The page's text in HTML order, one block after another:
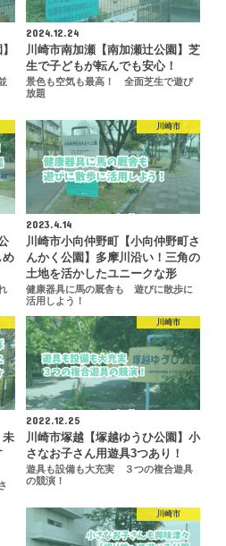
2024.12.24
川崎市南加瀬【南加瀬辻公園】芝
生で子どもが転んでも安心！
景色も空気も最高！ 全面芝生で遊び
放題
め
川崎市
2023.4.14
川崎市小向仲野町【小向仲野町さ
んかく公園】多摩川沿い！三角の
土地を活かしたユニークな形
健康器具に馬の厩舎も 遊びに散歩に
活用しよう！
未
川崎市
2022.12.25
川崎市塚越【塚越ゆうひ公園】小
さなお子さん用遊具3つあり！
遊具も設備も大充実 ３つの複合遊具
の競演！
川崎市